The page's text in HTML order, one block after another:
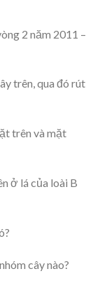
trên, qua đó rút
trên và mặt
ở lá của loài B
cây nào?